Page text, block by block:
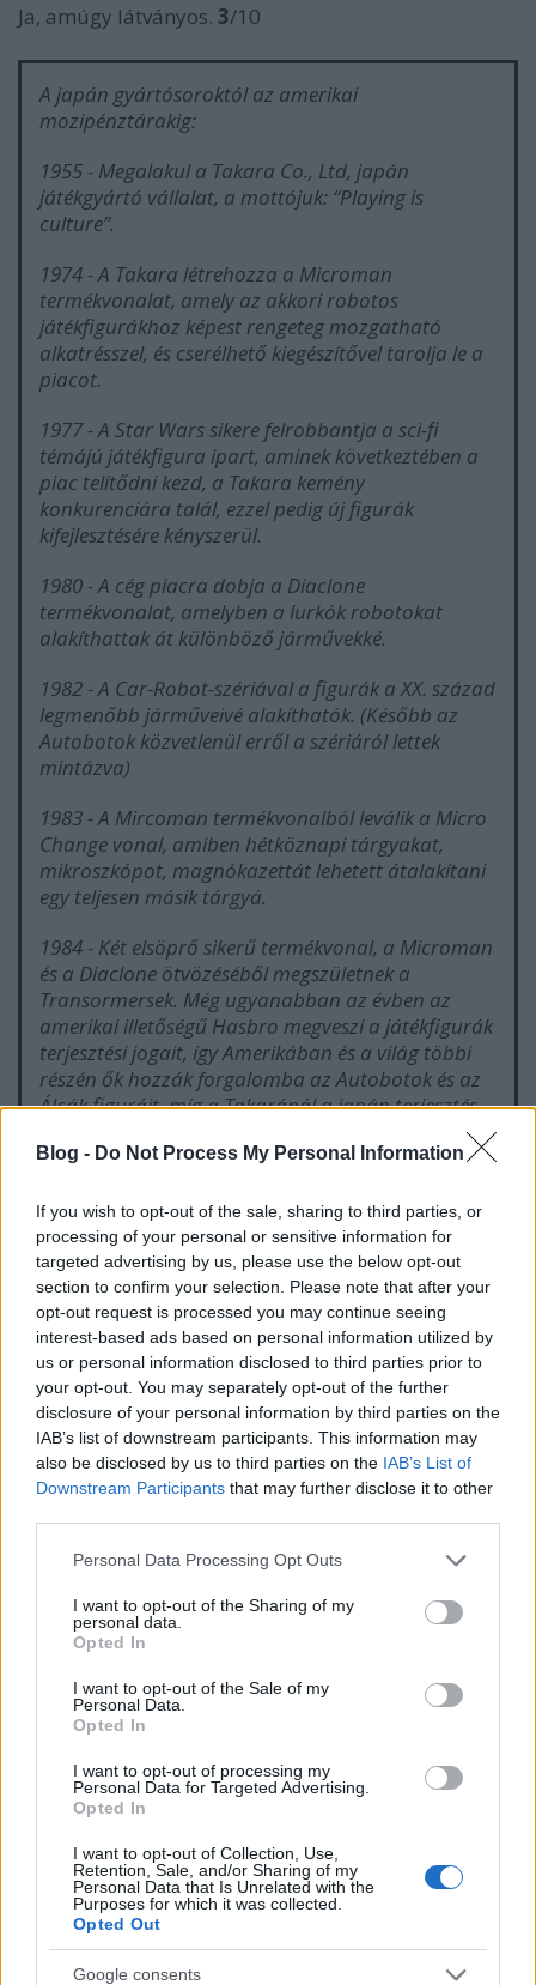
Blog - Do Not Process My Personal Information
If you wish to opt-out of the sale, sharing to third parties, or
processing of your personal or sensitive information for
targeted advertising by us, please use the below opt-out
section to confirm your selection. Please note that after your
opt-out request is processed you may continue seeing
interest-based ads based on personal information utilized by
us or personal information disclosed to third parties prior to
your opt-out. You may separately opt-out of the further
disclosure of your personal information by third parties on the
IAB’s list of downstream participants. This information may
also be disclosed by us to third parties on the IAB’s List of
Downstream Participants that may further disclose it to other
Please note that this website/app uses one or more Google
not limited to your visit or usage behaviour. You may click to
grant or deny consent to Google and its third-party tags to
use your data for below specified purposes in below Google
consent section.
Personal Data Processing Opt Outs
I want to opt-out of the Sharing of my
personal data.
Opted In
I want to opt-out of the Sale of my
Personal Data.
Opted In
I want to opt-out of processing my
Personal Data for Targeted Advertising.
Opted In
I want to opt-out of Collection, Use,
Retention, Sale, and/or Sharing of my
Personal Data that Is Unrelated with the
Purposes for which it was collected.
Opted Out
Google consents
Ja, amúgy látványos. 3/10
A japán gyártósoroktól az amerikai
mozipénztárakig:
1955 - Megalakul a Takara Co., Ltd, japán
játékgyártó vállalat, a mottójuk: “Playing is
culture”.
1974 - A Takara létrehozza a Microman
termékvonalat, amely az akkori robotos
játékfigurákhoz képest rengeteg mozgatható
alkatrésszel, és cserélhető kiegészítővel tarolja le a
piacot.
1977- A Star Wars sikere felrobbantja a sci-fi
témájú játékfigura ipart, aminek következtében a
piac telítődni kezd, a Takara kemény
konkurenciára talál, ezzel pedig új figurák
kifejlesztésére kényszerül.
1980 - A cég piacra dobja a Diaclone
termékvonalat, amelyben a lurkók robotokat
alakíthattak át különböző járművekké.
1982 - A Car-Robot-szériával a figurák a XX. század
legmenőbb járműveivé alakíthatók. (Később az
Autobotok közvetlenül erről a szériáról lettek
mintázva)
1983 - A Mircoman termékvonalból leválik a Micro
Change vonal, amiben hétköznapi tárgyakat,
mikroszkópot, magnókazettát lehetett átalakítani
egy teljesen másik tárgyá.
1984 - Két elsöprő sikerű termékvonal, a Microman
és a Diaclone ötvözéséből megszületnek a
Transormersek. Még ugyanabban az évben az
amerikai illetőségű Hasbro megveszi a játékfigurák
terjesztési jogait, így Amerikában és a világ többi
részén ők hozzák forgalomba azAutobotok és az
Álcákfiguráit, míg a Takaránál a japán terjesztés
jogai maradnak. Az egyik figurát egy Walther P38-
as pisztollyá lehetett alakítani, ő volt Megatron.
teherautó alakult, az ő dobozára az volt írva,
Optimus Prime.
1984-től napjainkig- Generation 1 - A játékokkal
párhuzamosan képregények és rajzfilmek kezdték
bővíteni a Transformers-univerzumot, amiket a
Marvel vett a szárnyai alá, mindeközben a
termékpaletta elképesztő gyorsasággal bővült.
Innentől nem volt megállás. Jött a Generation 2, a
Beast Wars és Beast Machines, a Dreamwave
Productions-féle új történeti szál, mígnem eljött...
2003- Don Murphy producer és a Hasbro összeül,
hogy beszéljenek egy jövőbeni G.I. Joe film
lehetőségéről, de változtatnak a terveken, és ezzel
megszületnek az élő szereplős Transformers film
tervei.
2004
- rácsörögnek Steven Spielbergre, aki nagy
rajongója volt a játékoknak és a képregénynek, így
beszéll a projektbe, mint executive producer.
2005- Michael Bay lepattintja a rendezés
lehetőségét, mert egyszerűen nevetségesnek tartja
ellátogat a Hasbro főhadiszállására, ahol khm…
inspirálódik és végül elvállalja a rendezést.
2007- A mozikban a Transformers - IMDb 7,1/10
:DDD